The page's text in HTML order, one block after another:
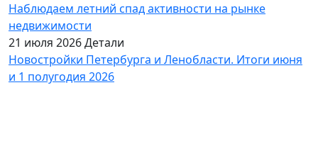
Наблюдаем летний спад активности на рынке
недвижимости
21 июля 2026Детали
Новостройки Петербурга и Ленобласти. Итоги июня
и 1 полугодия 2026